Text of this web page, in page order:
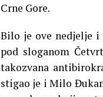
Crne Gore.
Bilo je ove nedjelje i
pod sloganom
takozvana
stigao je i Milo